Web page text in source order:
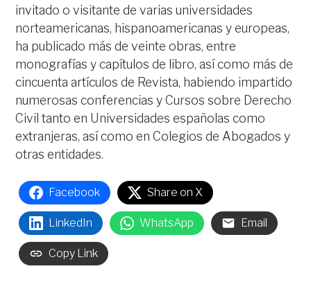
invitado o visitante de varias universidades
norteamericanas, hispanoamericanas y europeas,
ha publicado más de veinte obras, entre
monografías y capítulos de libro, así como más de
cincuenta artículos de Revista, habiendo impartido
numerosas conferencias y Cursos sobre Derecho
Civil tanto en Universidades españolas como
extranjeras, así como en Colegios de Abogados y
otras entidades.
Facebook Share on X
LinkedIn WhatsApp Email
Copy Link